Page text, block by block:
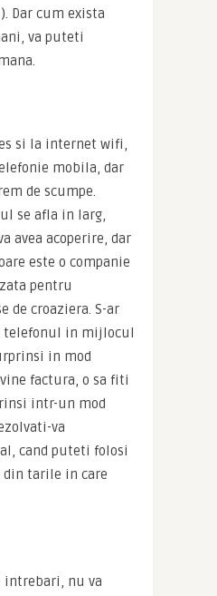
Dar cum exista
va puteti
si la internet wifi,
mobila, dar
de scumpe.
se afla in larg,
avea acoperire, dar
este o companie
pentru
de croaziera. S-ar
telefonul in mijlocul
in mod
factura, o sa fiti
intr-un mod
va
cand puteti folosi
tarile in care
intrebari, nu va